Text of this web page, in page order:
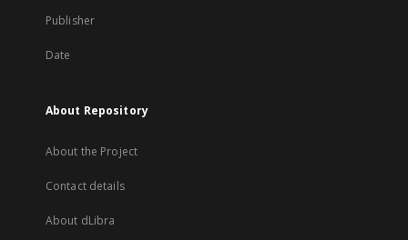
Publisher
Date
About Repository
About the Project
Contact details
About dLibra